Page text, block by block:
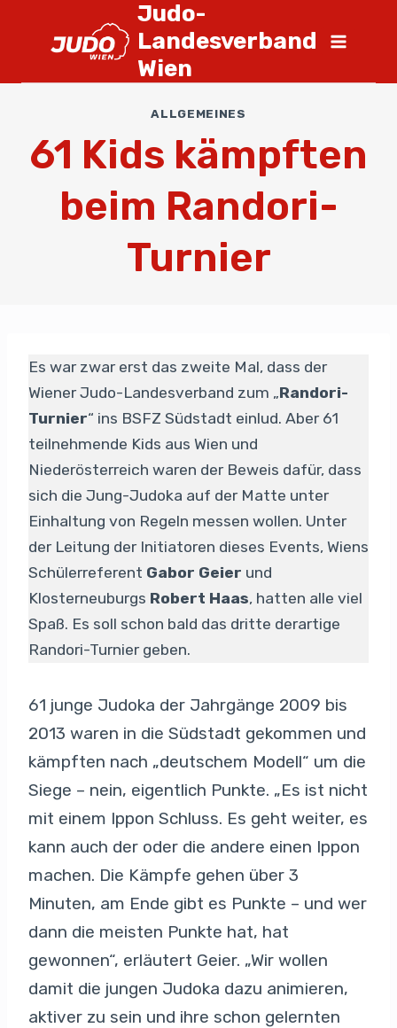
Judo-
Landesverband
Wien
ALLGEMEINES
61 Kids kämpften
beim Randori-
Turnier
Es war zwar erst das zweite Mal, dass der
Wiener Judo-Landesverband zum „Randori-
Turnier“ ins BSFZ Südstadt einlud. Aber 61
teilnehmende Kids aus Wien und
Niederösterreich waren der Beweis dafür, dass
sich die Jung-Judoka auf der Matte unter
Einhaltung von Regeln messen wollen. Unter
der Leitung der Initiatoren dieses Events, Wiens
Schülerreferent Gabor Geier und
Klosterneuburgs Robert Haas, hatten alle viel
Spaß. Es soll schon bald das dritte derartige
Randori-Turnier geben.
61 junge Judoka der Jahrgänge 2009 bis
2013 waren in die Südstadt gekommen und
kämpften nach „deutschem Modell“ um die
Siege – nein, eigentlich Punkte. „Es ist nicht
mit einem Ippon Schluss. Es geht weiter, es
kann auch der oder die andere einen Ippon
machen. Die Kämpfe gehen über 3
Minuten, am Ende gibt es Punkte – und wer
dann die meisten Punkte hat, hat
gewonnen“, erläutert Geier. „Wir wollen
damit die jungen Judoka dazu animieren,
aktiver zu sein und ihre schon gelernten